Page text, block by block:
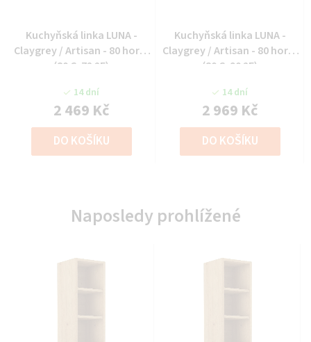
Kuchyňská linka LUNA -
Claygrey / Artisan - 80 horní
(80 G-72 2F)
14 dní
2 469 Kč
DO KOŠÍKU
Kuchyňská linka LUNA -
Claygrey / Artisan - 80 horní
(80 G-90 2F)
14 dní
2 969 Kč
DO KOŠÍKU
Naposledy prohlížené